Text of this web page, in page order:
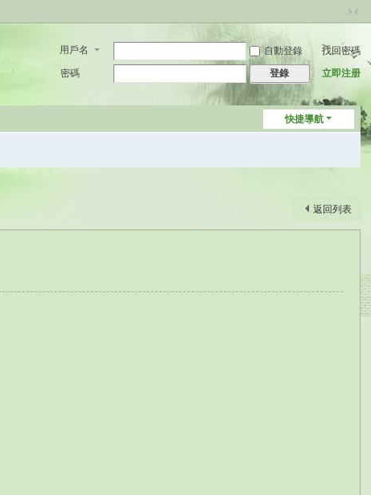
切
到
窄
用戶名 自動登錄
找回密碼
密碼
登錄 立即注册
快捷導航
返回列表